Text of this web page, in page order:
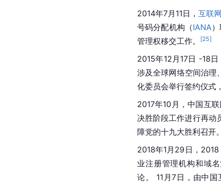
2014年7月11日，互联
号码分配机构（IANA
管理权移交工作。
[25]
2015年12月17日 -18
涉及全球网络空间治理
化委员会举行签约仪式
2017年10月，中国互
决胜阶段工作进行再动
障党的十九大胜利召开
2018年1月29日，2018
业注册管理机构和域
论。 11月7日，由中